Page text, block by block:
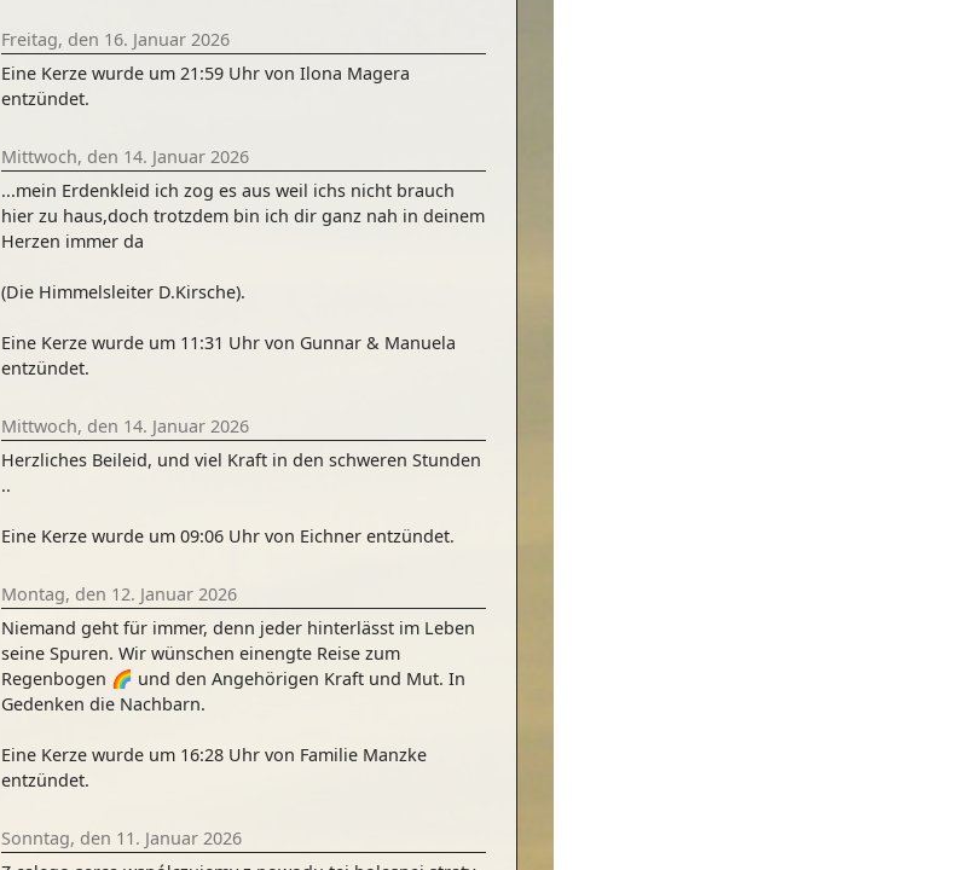
Freitag, den 16. Januar 2026
Eine Kerze wurde um 21:59 Uhr von Ilona Magera
entzündet.
Mittwoch, den 14. Januar 2026
...mein Erdenkleid ich zog es aus weil ichs nicht brauch
hier zu haus,doch trotzdem bin ich dir ganz nah in deinem
Herzen immer da
(Die Himmelsleiter D.Kirsche).
Eine Kerze wurde um 11:31 Uhr von Gunnar & Manuela
entzündet.
Mittwoch, den 14. Januar 2026
Herzliches Beileid, und viel Kraft in den schweren Stunden
..
Eine Kerze wurde um 09:06 Uhr von Eichner entzündet.
Montag, den 12. Januar 2026
Niemand geht für immer, denn jeder hinterlässt im Leben
seine Spuren. Wir wünschen einengte Reise zum
Regenbogen 🌈 und den Angehörigen Kraft und Mut. In
Gedenken die Nachbarn.
Eine Kerze wurde um 16:28 Uhr von Familie Manzke
entzündet.
Sonntag, den 11. Januar 2026